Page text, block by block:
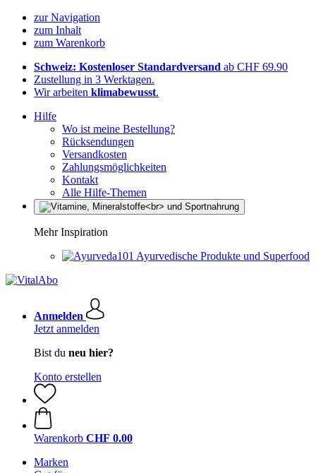
zur Navigation
zum Inhalt
zum Warenkorb
Schweiz: Kostenloser Standardversand ab CHF 69.90
Zustellung in 3 Werktagen.
Wir arbeiten klimabewusst.
Hilfe
Wo ist meine Bestellung?
Rücksendungen
Versandkosten
Zahlungsmöglichkeiten
Kontakt
Alle Hilfe-Themen
Mehr Inspiration
Ayurvedische Produkte und Superfood
Anmelden
Jetzt anmelden
Bist du neu hier?
Konto erstellen
Warenkorb CHF 0.00
Marken